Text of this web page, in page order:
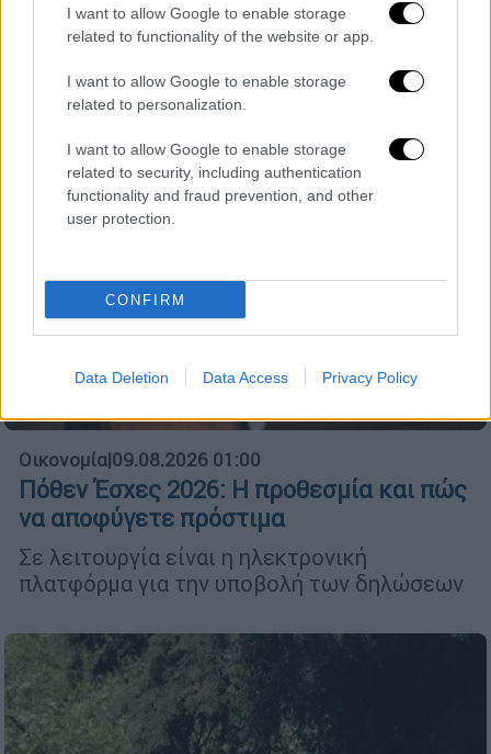
I want to allow Google to enable storage
related to functionality of the website or app.
I want to allow Google to enable storage
related to personalization.
I want to allow Google to enable storage
related to security, including authentication
functionality and fraud prevention, and other
user protection.
CONFIRM
Data Deletion Data Access Privacy Policy
μπορούν να κάνουν αίτηση σήμερα
Οικονομία|09.08.2026 01:00
Πόθεν Έσχες 2026: Η προθεσμία και πώς
να αποφύγετε πρόστιμα
Σε λειτουργία είναι η ηλεκτρονική
πλατφόρμα για την υποβολή των δηλώσεων